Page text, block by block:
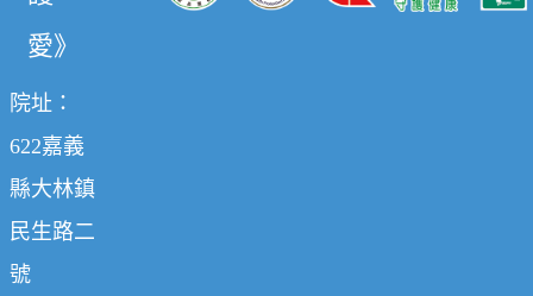
愛》
院址：
622嘉義
縣大林鎮
民生路二
號